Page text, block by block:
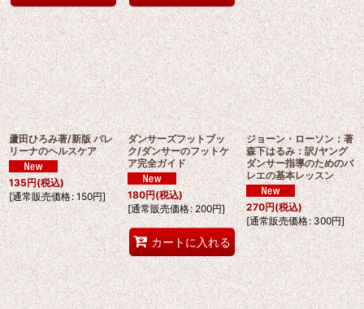
蘆田ひろみ著/新版 バレ
リーナのヘルスケア
135円(税込)
[通常販売価格: 150円]
ダンサーズフットブッ
ク/ダンサーのフットケ
ア完全ガイド
180円(税込)
[通常販売価格: 200円]
カートに入れる
ジョーン・ローソン：著
森下はるみ：訳/ヤング
ダンサー指導のためのバ
レエの基本レッスン
270円(税込)
[通常販売価格: 300円]